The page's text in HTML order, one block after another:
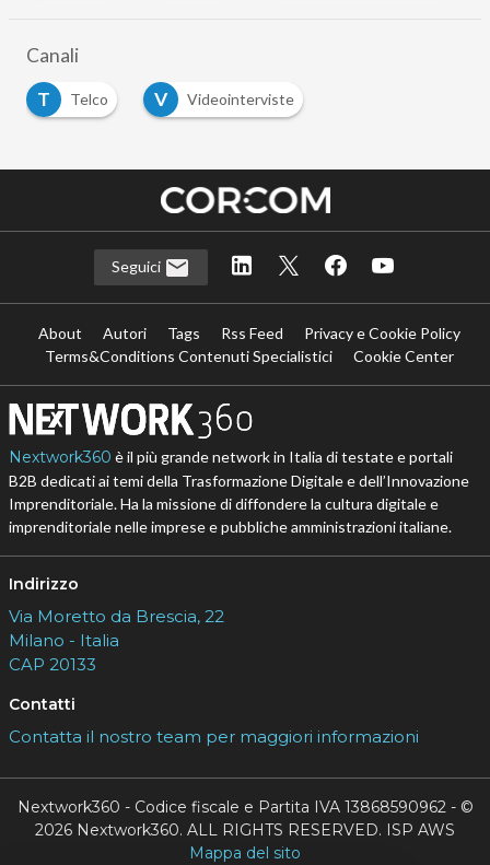
Canali
T
Telco V Videointerviste
Seguici
About Autori Tags Rss Feed
Privacy e Cookie Policy
Terms&Conditions Contenuti Specialistici
Cookie Center
Nextwork360 è il più grande network in Italia di testate e portali
B2B dedicati ai temi della Trasformazione Digitale e dell’Innovazione
Imprenditoriale. Ha la missione di diffondere la cultura digitale e
imprenditoriale nelle imprese e pubbliche amministrazioni italiane.
Indirizzo
Via Moretto da Brescia, 22
Milano - Italia
CAP 20133
Contatti
Contatta il nostro team per maggiori informazioni
Nextwork360 - Codice fiscale e Partita IVA 13868590962 - ©
2026 Nextwork360. ALL RIGHTS RESERVED. ISP AWS
Mappa del sito